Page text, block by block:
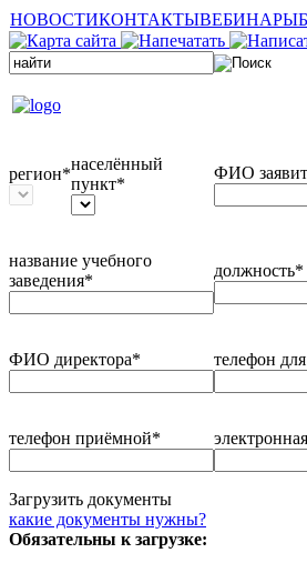
НОВОСТИКОНТАКТЫВЕБИНАРЫ
регион*
населённый
пункт*
ФИО
название учебного
заведения*
должность*
ФИО директора* телефон
телефон приёмной*
Загрузить документы
какие документы нужны?
Обязательны к загрузке: